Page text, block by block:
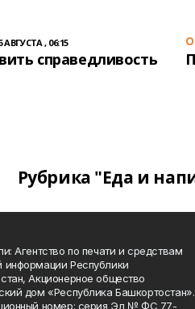
АВГУСТА , 06:15
справедливость
Рубрика "Еда и
Агентство по печати и средствам
информации Республики
Акционерное общество
дом «Республика Башкортостан».
номер: серия Эл № ФС 77-